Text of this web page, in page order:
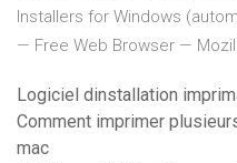
Installers for Windows
— Free Web Browser —
Logiciel dinstallation
Comment imprimer
mac